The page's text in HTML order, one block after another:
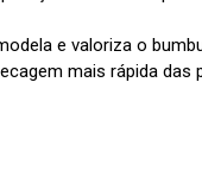
e valoriza o
mais rápida das